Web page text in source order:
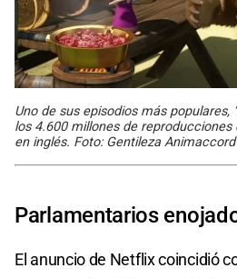
Uno de sus episodios más populares,
los 4.600 millones de reproducciones
en inglés. Foto: Gentileza Animaccord
Parlamentarios
El anuncio de Netflix coincidió